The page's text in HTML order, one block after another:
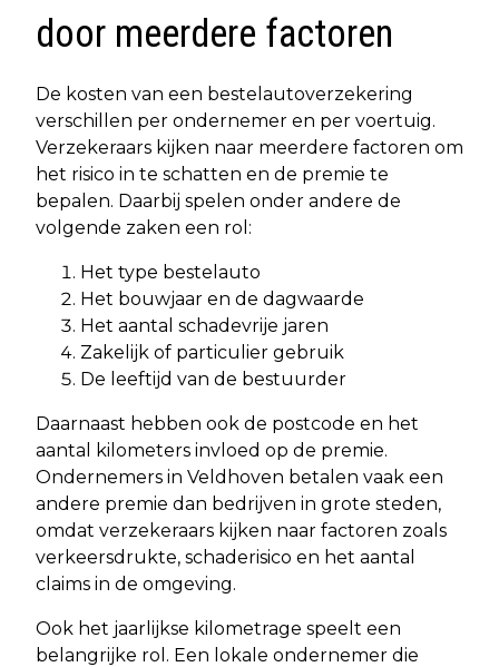
door meerdere factoren
De kosten van een bestelautoverzekering
verschillen per ondernemer en per voertuig.
Verzekeraars kijken naar meerdere factoren om
het risico in te schatten en de premie te
bepalen. Daarbij spelen onder andere de
volgende zaken een rol:
Het type bestelauto
Het bouwjaar en de dagwaarde
Het aantal schadevrije jaren
Zakelijk of particulier gebruik
De leeftijd van de bestuurder
Daarnaast hebben ook de postcode en het
aantal kilometers invloed op de premie.
Ondernemers in Veldhoven betalen vaak een
andere premie dan bedrijven in grote steden,
omdat verzekeraars kijken naar factoren zoals
verkeersdrukte, schaderisico en het aantal
claims in de omgeving.
Ook het jaarlijkse kilometrage speelt een
belangrijke rol. Een lokale ondernemer die